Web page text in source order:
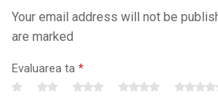
Your email address will not be
are marked
Evaluarea ta *